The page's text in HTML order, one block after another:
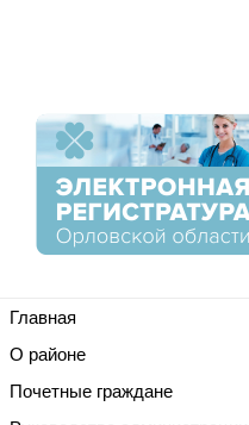
Главная
О районе
Почетные граждане